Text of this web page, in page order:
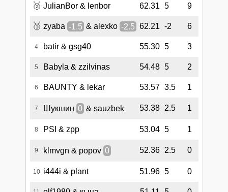
🥈 JulianBor & lenbor 62.31 5 9
🥉 zyaba -1.5 & alexko -2.5 62.21 -2 6
4 batir & gsg40 55.30 5 3
5 Babyla & zzilvinas 54.48 5 2
6 BAUNTY & lekar 53.57 3.5 1
7 Шукшин 0 & sauzbek 53.38 2.5 1
8 PSI & zpp 53.04 5 1
9 klmvgn & popov 0 52.36 2.5 0
10 i444i & plant 51.96 5 0